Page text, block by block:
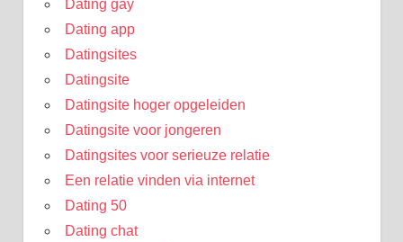
Dating gay
Dating app
Datingsites
Datingsite
Datingsite hoger opgeleiden
Datingsite voor jongeren
Datingsites voor serieuze relatie
Een relatie vinden via internet
Dating 50
Dating chat